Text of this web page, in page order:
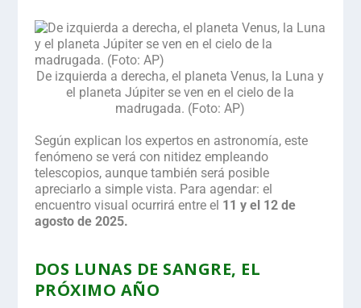
De izquierda a derecha, el planeta Venus, la Luna y
el planeta Júpiter se ven en el cielo de la
madrugada. (Foto: AP)
Según explican los expertos en astronomía, este
fenómeno se verá con nitidez empleando
telescopios, aunque también será posible
apreciarlo a simple vista. Para agendar: el
encuentro visual ocurrirá entre el 11 y el 12 de
agosto de 2025.
DOS LUNAS DE SANGRE, EL
PRÓXIMO AÑO